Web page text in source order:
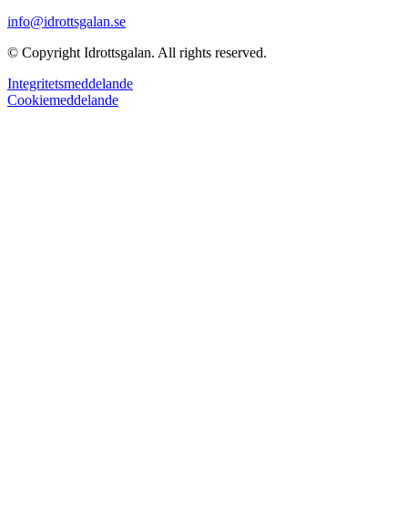
info@idrottsgalan.se
© Copyright Idrottsgalan. All rights reserved.
Integritetsmeddelande
Cookiemeddelande